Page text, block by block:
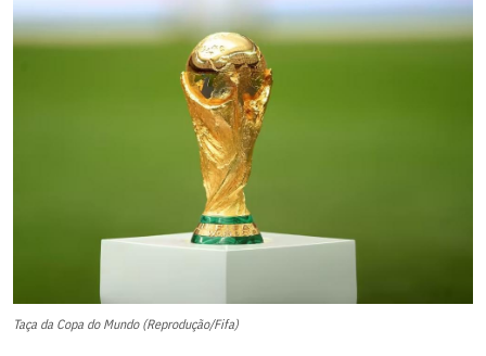
Taça da Copa do Mundo (Reprodução/Fifa)